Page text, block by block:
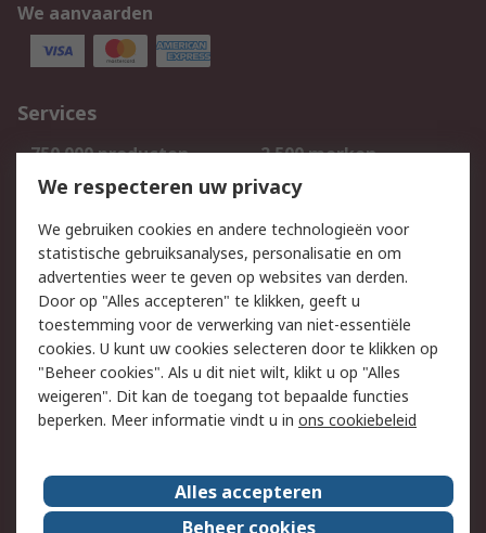
We aanvaarden
Services
750.000 producten
2.500 merken
Bestellen
Inkoopoplossingen
Track & Trace
Wettelijk
Cookiebeleid
Email veiligheid
Privacybeleid
Websitevoorwaarden
Algemene
verkoopvoorwaarden
Over RS
RS Group Over ons
We respecteren uw privacy
We gebruiken cookies en andere technologieën voor
statistische gebruiksanalyses, personalisatie en om
advertenties weer te geven op websites van derden.
Door op "Alles accepteren" te klikken, geeft u
toestemming voor de verwerking van niet-essentiële
cookies. U kunt uw cookies selecteren door te klikken op
"Beheer cookies". Als u dit niet wilt, klikt u op "Alles
weigeren". Dit kan de toegang tot bepaalde functies
beperken. Meer informatie vindt u in ons cookiebeleid
Alles accepteren
Beheer cookies